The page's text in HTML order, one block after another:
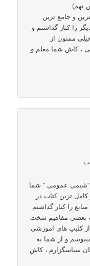
نهم)
و جامع ترین
را کنار گذاشتم و
ممنون از
، کاش شما معلم و
عمومی ” شما
ترین کتاب در
را کنار گذاشتم
بعضی مفاهیم سخت
از کلیپ های اموزشی
و از شما به
سپاسگزارم ، کاش